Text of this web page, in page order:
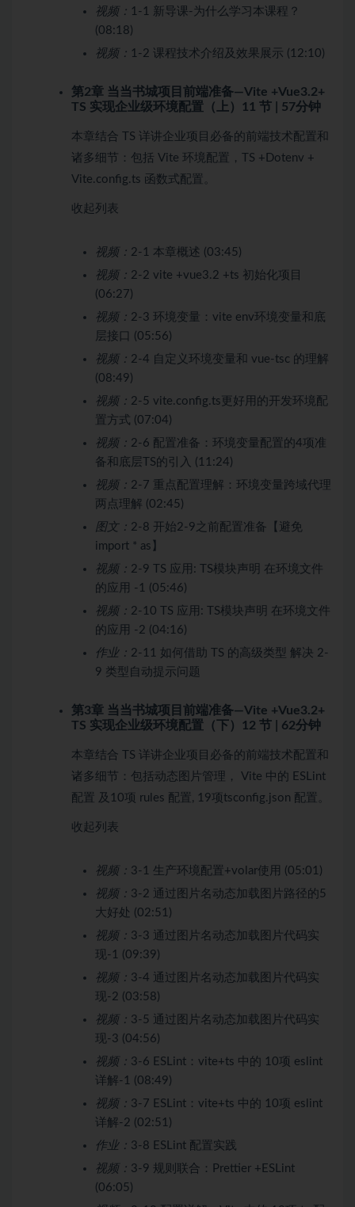
视频： 1-1 新导课-为什么学习本课程？
(08:18)
视频： 1-2 课程技术介绍及效果展示 (12:10)
第2章 当当书城项目前端准备—Vite +Vue3.2+
TS 实现企业级环境配置（上）
11 节 | 57分钟
本章结合 TS 详讲企业项目必备的前端技术配置和
诸多细节：包括 Vite 环境配置，TS +Dotenv +
Vite.config.ts 函数式配置。
收起列表
视频： 2-1 本章概述 (03:45)
视频： 2-2 vite +vue3.2 +ts 初始化项目
(06:27)
视频： 2-3 环境变量：vite env环境变量和底
层接口 (05:56)
视频： 2-4 自定义环境变量和 vue-tsc 的理解
(08:49)
视频： 2-5 vite.config.ts更好用的开发环境配
置方式 (07:04)
视频： 2-6 配置准备：环境变量配置的4项准
备和底层TS的引入 (11:24)
视频： 2-7 重点配置理解：环境变量跨域代理
两点理解 (02:45)
图文： 2-8 开始2-9之前配置准备【避免
import * as】
视频： 2-9 TS 应用: TS模块声明 在环境文件
的应用 -1 (05:46)
视频： 2-10 TS 应用: TS模块声明 在环境文件
的应用 -2 (04:16)
作业： 2-11 如何借助 TS 的高级类型 解决 2-
9 类型自动提示问题
第3章 当当书城项目前端准备—Vite +Vue3.2+
TS 实现企业级环境配置（下）
12 节 | 62分钟
本章结合 TS 详讲企业项目必备的前端技术配置和
诸多细节：包括动态图片管理， Vite 中的 ESLint
配置 及10项 rules 配置, 19项tsconfig.json 配置。
收起列表
视频： 3-1 生产环境配置+volar使用 (05:01)
视频： 3-2 通过图片名动态加载图片路径的5
大好处 (02:51)
视频： 3-3 通过图片名动态加载图片代码实
现-1 (09:39)
视频： 3-4 通过图片名动态加载图片代码实
现-2 (03:58)
视频： 3-5 通过图片名动态加载图片代码实
现-3 (04:56)
视频： 3-6 ESLint：vite+ts 中的 10项 eslint
详解-1 (08:49)
视频： 3-7 ESLint：vite+ts 中的 10项 eslint
详解-2 (02:51)
作业： 3-8 ESLint 配置实践
视频： 3-9 规则联合：Prettier +ESLint
(06:05)